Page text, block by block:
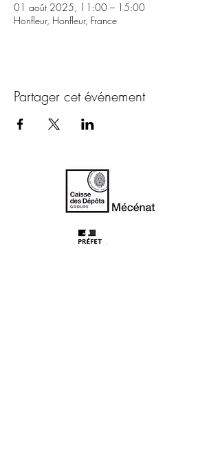
01 août 2025, 11:00 – 15:00
Honfleur, Honfleur, France
Partager cet événement